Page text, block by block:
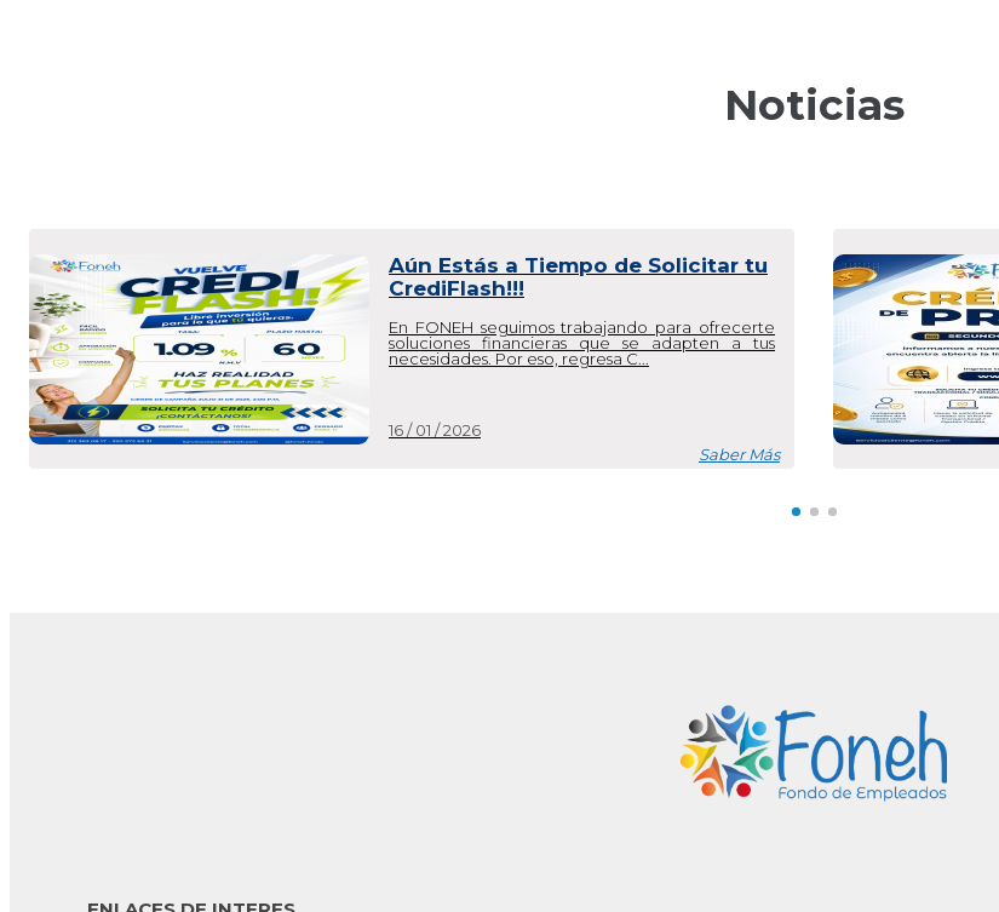
Noticias
Tu Crédito de Prima ya está
disponible – Segundo semestre
En FONEH seguimos pensando en ti y en cómo
acompañarte en los momentos clave del
16 / 01 / 2026
Saber Más